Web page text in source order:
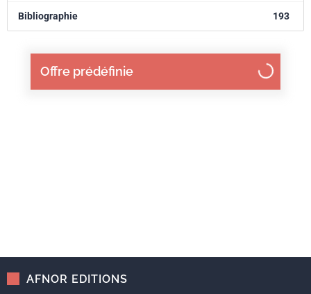
Offre prédéfinie
Bibliographie 193
AFNOR EDITIONS